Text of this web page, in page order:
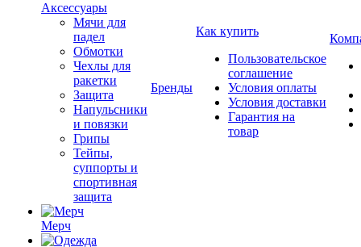
Аксессуары
Мячи для
падел
Обмотки
Чехлы для
ракетки
Защита
Напульсники
и повязки
Грипы
Тейпы,
суппорты и
спортивная
защита
Мерч
Бренды
Как купить
Пользовательское
соглашение
Условия оплаты
Условия доставки
Гарантия на
товар